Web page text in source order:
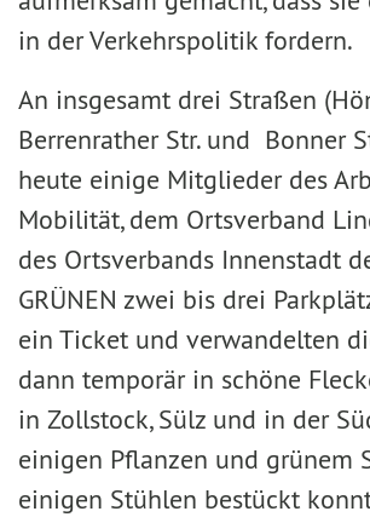
in der Verkehrspolitik fordern.
An insgesamt drei Straßen
Berrenrather Str. und Bonner
heute einige Mitglieder des
Mobilität, dem Ortsverband
des Ortsverbands Innenstadt
GRÜNEN zwei bis drei
ein Ticket und verwandelten
dann temporär in schöne
in Zollstock, Sülz und in der
einigen Pflanzen und grünem
einigen Stühlen bestückt